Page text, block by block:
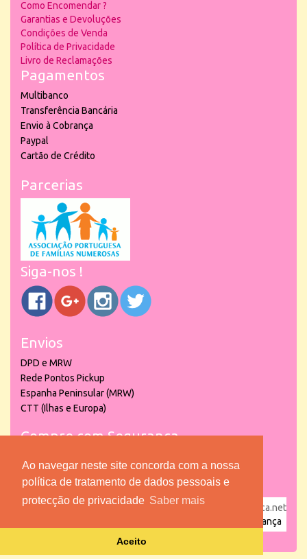
Ao navegar neste site concorda com a nossa
política de tratamento de dados pessoais e
protecção de privacidade Saber mais
Aceito
Como Encomendar ?
Garantias e Devoluções
Condições de Venda
Política de Privacidade
Livro de Reclamações
Pagamentos
Multibanco
Transferência Bancária
Envio à Cobrança
Paypal
Cartão de Crédito
Parcerias
Siga-nos !
Envios
DPD e MRW
Rede Pontos Pickup
Espanha Peninsular (MRW)
CTT (Ilhas e Europa)
Compre com Segurança
powered by puber!a| © 2026 Copyright www.lojadacrianca.net
Loja da Criança